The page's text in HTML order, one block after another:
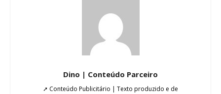
Dino | Conteúdo Parceiro
➚ Conteúdo Publicitário | Texto produzido e de